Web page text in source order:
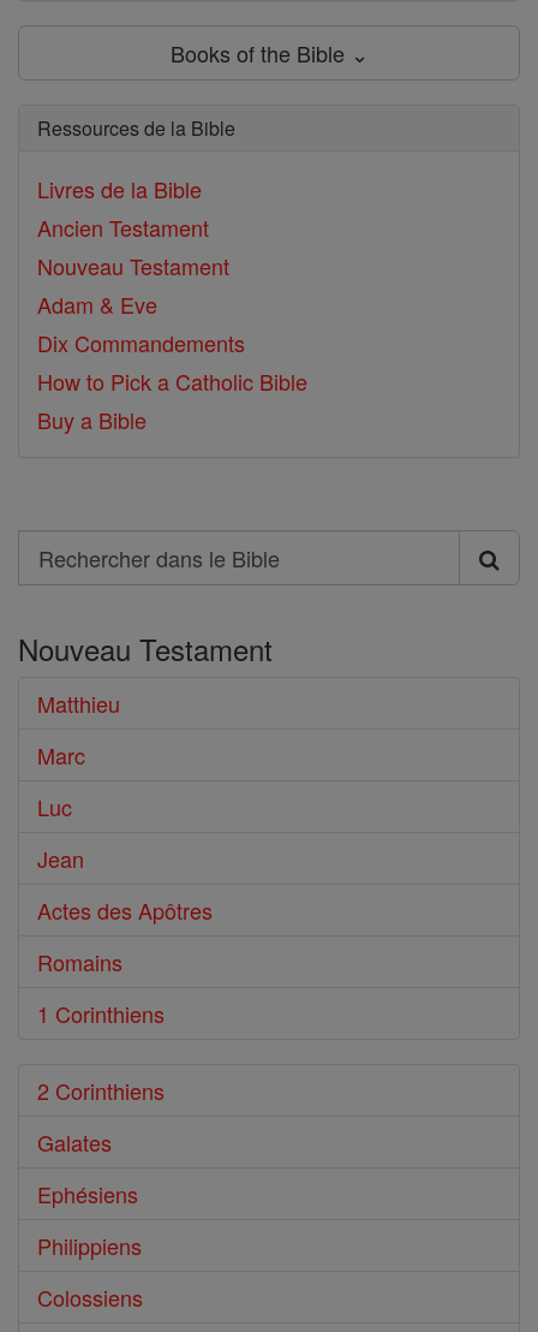
Books of the Bible ⌄
Ressources de la Bible
Livres de la Bible
Ancien Testament
Nouveau Testament
Adam & Eve
Dix Commandements
How to Pick a Catholic Bible
Buy a Bible
Search
Rechercher
le
Bible
Nouveau Testament
Matthieu
Marc
Luc
Jean
Actes des Apôtres
Romains
1 Corinthiens
2 Corinthiens
Galates
Ephésiens
Philippiens
Colossiens